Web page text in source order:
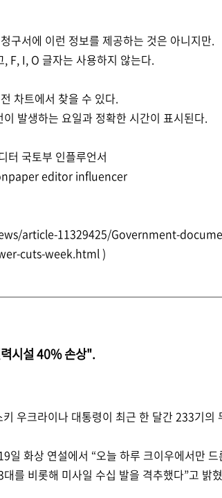
구서에 이런 정보를 제공하는 것은 아니지만.
F, I, O 글자는 사용하지 않는다.
차트에서 찾을 수 있다.
발생하는 요일과 정확한 시간이 표시된다.
터 국토부 인플루언서
editor influencer
article-11329425/Government-
cuts-week.html )
시설 40% 손상".
우크라이나 대통령이 최근 한 달간 233기의
일 화상 연설에서 “오늘 하루 크이우에서만
대를 비롯해 미사일 수십 발을 격추했다”고 밝